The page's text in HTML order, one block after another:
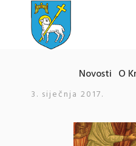
Novosti O
3. siječnja 2017.